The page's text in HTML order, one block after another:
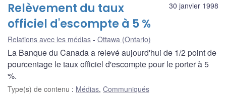
30 janvier 1998
Relèvement du taux
officiel d'escompte à 5 %
Relations avec les médias Ottawa (Ontario)
La Banque du Canada a relevé aujourd'hui de 1/2 point de
pourcentage le taux officiel d'escompte pour le porter à 5
%.
Type(s) de contenu : Médias, Communiqués